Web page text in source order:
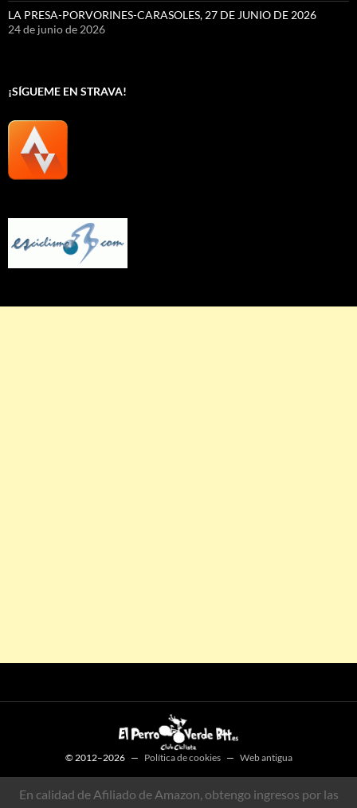
LA PRESA-PORVORINES-CARASOLES, 27 DE JUNIO DE 2026
24 de junio de 2026
¡SÍGUEME EN STRAVA!
© 2012–2026 — Política de cookies— Web antigua
En calidad de Afiliado de Amazon, obtengo ingresos por las